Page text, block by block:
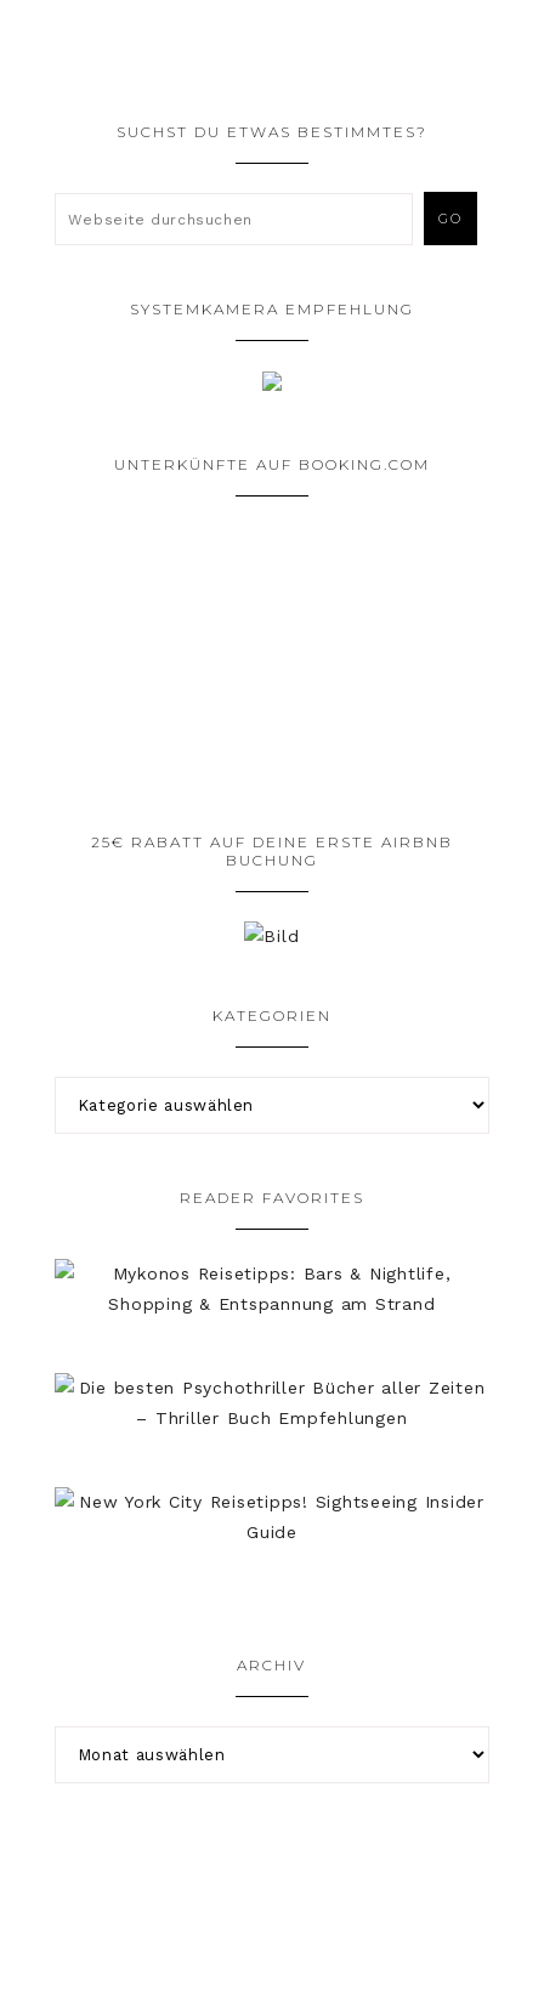
SUCHST DU ETWAS BESTIMMTES?
SYSTEMKAMERA EMPFEHLUNG
UNTERKÜNFTE AUF BOOKING.COM
25€ RABATT AUF DEINE ERSTE AIRBNB
BUCHUNG
KATEGORIEN
READER FAVORITES
ARCHIV